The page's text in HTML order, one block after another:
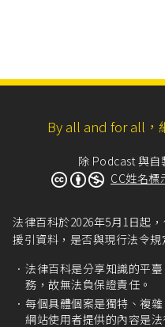
By all and for all，
除 Podcast 與
CC姓名標
法律百科於2026年5月1日起
援引資料，是否與現行法令規
法律百科是分享知識的平
務，故無法負保證責任。
每個具體個案是獨特、複
網站使用者提供的內容是